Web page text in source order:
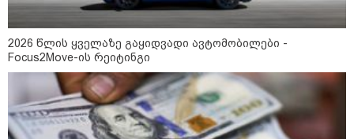
2026 წლის ყველაზე გაყიდვადი ავტომობილები -
Focus2Move-ის რეიტინგი